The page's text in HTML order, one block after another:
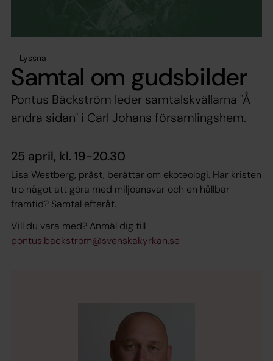
Lyssna
Samtal om gudsbilder
Pontus Bäckström leder samtalskvällarna "Å
andra sidan" i Carl Johans församlingshem.
25 april, kl. 19-20.30
Lisa Westberg, präst, berättar om ekoteologi. Har kristen
tro något att göra med miljöansvar och en hållbar
framtid? Samtal efteråt.
Vill du vara med? Anmäl dig till
pontus.backstrom@svenskakyrkan.se